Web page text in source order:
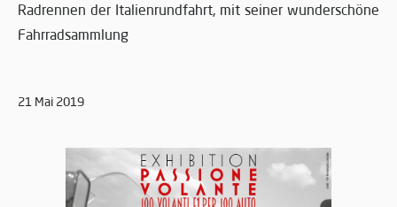
Radrennen der Italienrundfahrt, mit seiner wunderschöne
Fahrradsammlung
21 Mai 2019